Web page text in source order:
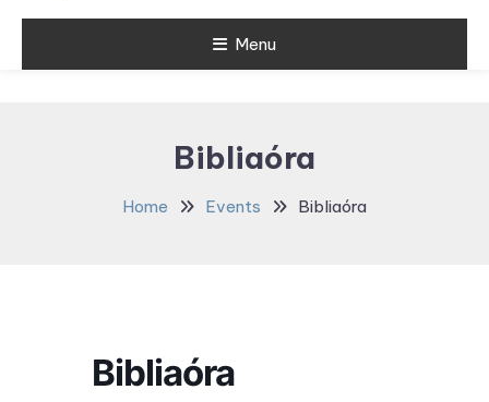
Menu
Bibliaóra
Home Events Bibliaóra
Bibliaóra